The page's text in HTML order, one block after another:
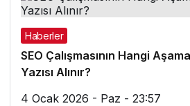
Haberler
SEO Çalışmasının Hangi
Yazısı Alınır?
4 Ocak 2026 - Paz - 23:57